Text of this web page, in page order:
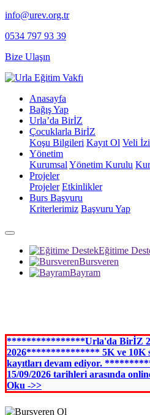
info@urev.org.tr
0534 797 93 39
Bize Ulaşın
Anasayfa
Bağış Yap
Urla’da BirİZ
Çocuklarla BirİZ
Koşu Bilgileri Kayıt Ol ⁠Veli
Yönetim
Kurumsal Yönetim Kurulu
Projeler
Projeler Etkinlikler
Burs Başvuru
Kriterlerimiz Başvuru Yap
Eğitime
Bursveren
Bayram
****************Urla'da BirİZ
2026*************** 5K ve 10K
kayıtları devam ediyor.
15/09/2026 tarihleri arasında
Oku ->>